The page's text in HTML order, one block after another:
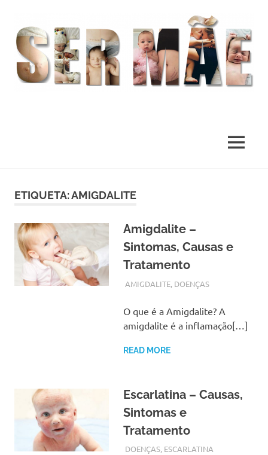
MENU
ETIQUETA:AMIGDALITE
Amigdalite –
Sintomas, Causas e
Tratamento
SETEMBRO 16, 2017
ADMIN
AMIGDALITE, DOENÇAS
O que é a Amigdalite? A
amigdalite é a inflamação[…]
READ MORE
Escarlatina – Causas,
Sintomas e
Tratamento
SETEMBRO 15, 2017
ADMIN
DOENÇAS, ESCARLATINA